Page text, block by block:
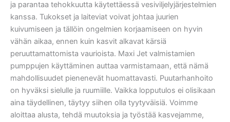
ja parantaa tehokkuutta käytettäessä vesiviljelyjärjestelmien
kanssa. Tukokset ja laiteviat voivat johtaa juurien
kuivumiseen ja tällöin ongelmien korjaamiseen on hyvin
vähän aikaa, ennen kuin kasvit alkavat kärsiä
peruuttamattomista vaurioista. Maxi Jet valmistamien
pumppujen käyttäminen auttaa varmistamaan, että nämä
mahdollisuudet pienenevät huomattavasti. Puutarhanhoito
on hyväksi sielulle ja ruumiille. Vaikka lopputulos ei olisikaan
aina täydellinen, täytyy siihen olla tyytyväisiä. Voimme
aloittaa alusta, tehdä muutoksia ja työstää kasvejamme,